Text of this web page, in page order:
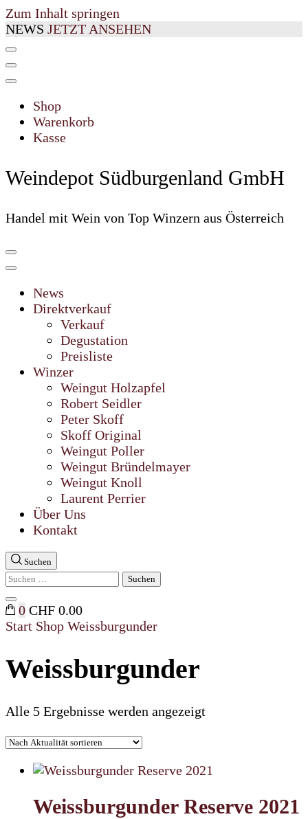
Zum Inhalt springen
NEWS JETZT ANSEHEN
Shop
Warenkorb
Kasse
Weindepot Südburgenland GmbH
Handel mit Wein von Top Winzern aus Österreich
News
Direktverkauf
Verkauf
Degustation
Preisliste
Winzer
Weingut Holzapfel
Robert Seidler
Peter Skoff
Skoff Original
Weingut Poller
Weingut Bründelmayer
Weingut Knoll
Laurent Perrier
Über Uns
Kontakt
Suchen
Suchen
Suche
schließen
0 CHF 0.00
Start Shop Weissburgunder
Weissburgunder
Alle 5 Ergebnisse werden angezeigtNach
Weissburgunder Reserve 2021